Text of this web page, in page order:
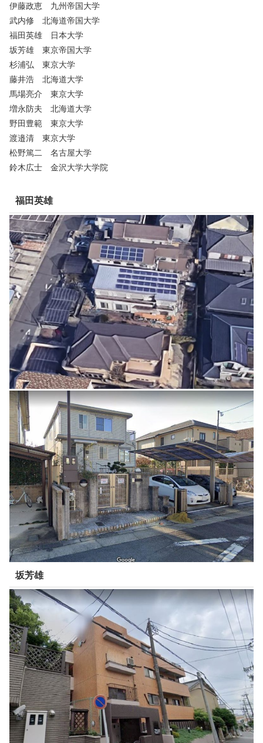
伊藤政恵 九州帝国大学
武内修 北海道帝国大学
福田英雄 日本大学
坂芳雄 東京帝国大学
杉浦弘 東京大学
藤井浩 北海道大学
馬場亮介 東京大学
増永防夫 北海道大学
野田豊範 東京大学
渡邉清 東京大学
松野篤二 名古屋大学
鈴木広士 金沢大学大学院
福田英雄
坂芳雄